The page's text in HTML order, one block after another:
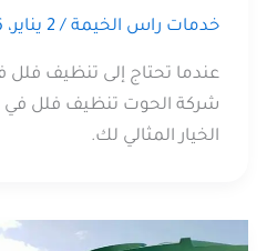
خدمات راس الخيمة/2 يناير، 2026
عندما تحتاج إلى تنظيف فلل
شركة الحوت تنظيف فلل في
الخيار المثالي لك.